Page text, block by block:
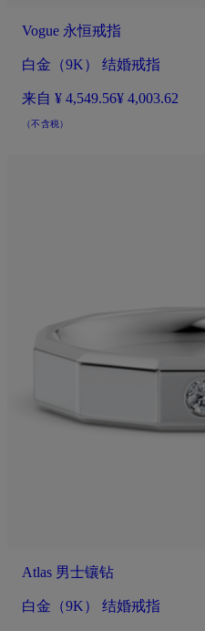
Vogue 永恒戒指
白金（9K） 结婚戒指
来自 ¥ 4,549.56¥ 4,003.62
（不含税）
Atlas 男士镶钻
白金（9K） 结婚戒指